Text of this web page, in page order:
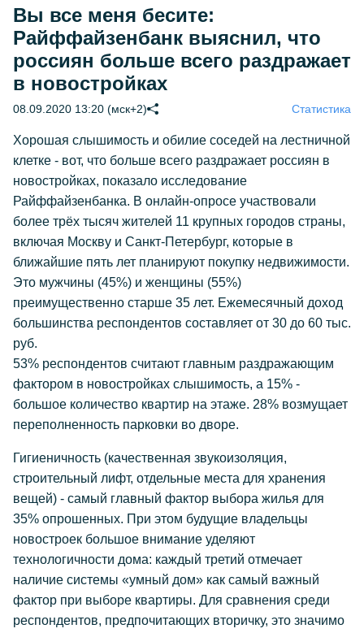
Вы все меня бесите:
Райффайзенбанк выяснил, что
россиян больше всего раздражает
в новостройках
08.09.2020 13:20 (мск+2) Статистика
Хорошая слышимость и обилие соседей на лестничной
клетке - вот, что больше всего раздражает россиян в
новостройках, показало исследование
Райффайзенбанка. В онлайн-опросе участвовали
более трёх тысяч жителей 11 крупных городов страны,
включая Москву и Санкт-Петербург, которые в
ближайшие пять лет планируют покупку недвижимости.
Это мужчины (45%) и женщины (55%)
преимущественно старше 35 лет. Ежемесячный доход
большинства респондентов составляет от 30 до 60 тыс.
руб.
53% респондентов считают главным раздражающим
фактором в новостройках слышимость, а 15% -
большое количество квартир на этаже. 28% возмущает
переполненность парковки во дворе.
Гигиеничность (качественная звукоизоляция,
строительный лифт, отдельные места для хранения
вещей) - самый главный фактор выбора жилья для
35% опрошенных. При этом будущие владельцы
новостроек большое внимание уделяют
технологичности дома: каждый третий отмечает
наличие системы «умный дом» как самый важный
фактор при выборе квартиры. Для сравнения среди
респондентов, предпочитающих вторичку, это значимо